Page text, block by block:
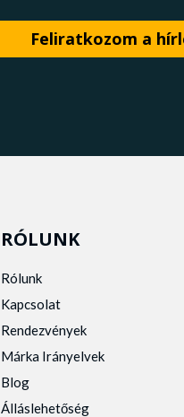
RÓLUNK
Rólunk
Kapcsolat
Rendezvények
Márka Irányelvek
Blog
Álláslehetőség